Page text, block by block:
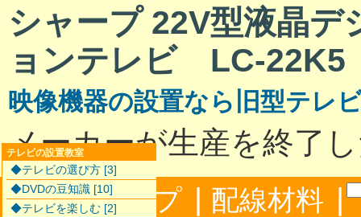
シャープ 22V型液晶デ
ョンテレビ LC-22K5
映像機器の設置なら旧型テレ
メーカーが生産を終了
サイトマップ | 配線材料 |
テレビの設置教室
◆テレビの選び方 [3]
◆DVDの豆知識 [10]
◆テレビを楽しむ [2]